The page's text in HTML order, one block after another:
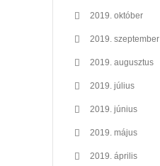
2019. október
2019. szeptember
2019. augusztus
2019. július
2019. június
2019. május
2019. április